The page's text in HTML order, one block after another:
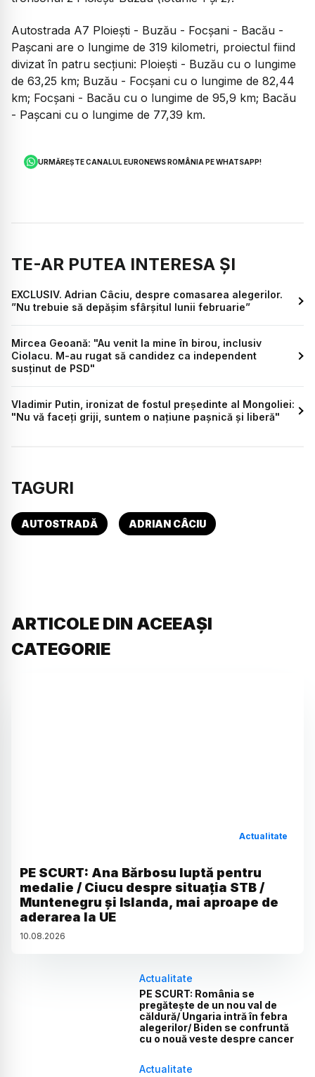
Autostrada A7 Ploieşti - Buzău - Focşani - Bacău -
Paşcani are o lungime de 319 kilometri, proiectul fiind
divizat în patru secţiuni: Ploieşti - Buzău cu o lungime
de 63,25 km; Buzău - Focşani cu o lungime de 82,44
km; Focşani - Bacău cu o lungime de 95,9 km; Bacău
- Paşcani cu o lungime de 77,39 km.
URMĂREȘTE CANALUL EURONEWS ROMÂNIA PE WHATSAPP!
TE-AR PUTEA INTERESA ȘI
EXCLUSIV. Adrian Câciu, despre comasarea alegerilor.
”Nu trebuie să depășim sfârșitul lunii februarie”
Mircea Geoană: "Au venit la mine în birou, inclusiv
Ciolacu. M-au rugat să candidez ca independent
susținut de PSD"
Vladimir Putin, ironizat de fostul președinte al Mongoliei:
"Nu vă faceți griji, suntem o națiune pașnică și liberă"
TAGURI
AUTOSTRADĂ ADRIAN CÂCIU
ARTICOLE DIN ACEEAȘI
CATEGORIE
Actualitate
PE SCURT: Ana Bărbosu luptă pentru
medalie / Ciucu despre situația STB /
Muntenegru și Islanda, mai aproape de
aderarea la UE
10.08.2026
Actualitate
PE SCURT: România se
pregătește de un nou val de
căldură/ Ungaria intră în febra
alegerilor/ Biden se confruntă
cu o nouă veste despre cancer
Actualitate